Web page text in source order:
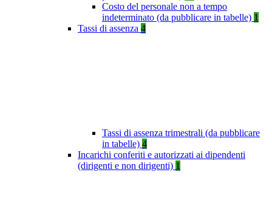
Costo del personale non a tempo
indeterminato (da pubblicare in tabelle) 1
Tassi di assenza 4
Tassi di assenza trimestrali (da pubblicare
in tabelle) 4
Incarichi conferiti e autorizzati ai dipendenti
(dirigenti e non dirigenti) 1